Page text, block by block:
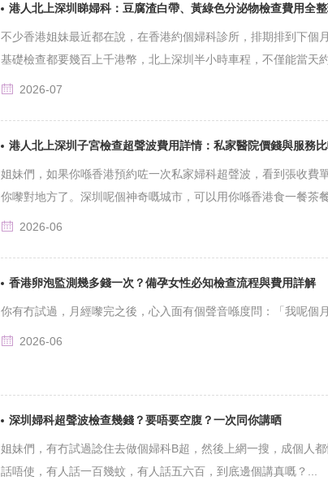
港人北上深圳睇婦科：豆腐渣白帶、黃綠色分泌物檢查費用全
不少香港姐妹最近都在說，在香港約個婦科診所，排期排到下個
基礎檢查都要幾百上千港幣，北上深圳半小時車程，不僅能當天
2026-07
港人北上深圳子宮檢查超聲波費用詳情：私家醫院價錢與服務
姐妹們，如果你喺香港預約咗一次私家婦科超聲波，看到張收
你嚟對地方了。深圳呢個神奇嘅城市，可以用你喺香港食一餐茶
2026-06
香港卵泡監測幾多錢一次？備孕女性必知檢查流程與費用詳解
你有冇試過，月經嚟完之後，心入面有個聲音喺度問：「我呢個
2026-06
深圳婦科超聲波檢查幾錢？要唔要空腹？一次同你講晒
姐妹們，有冇試過諗住去做個婦科B超，然後上網一搜，成個人
話唔使，有人話一百幾蚊，有人話五六百，到底邊個講真嘅？...